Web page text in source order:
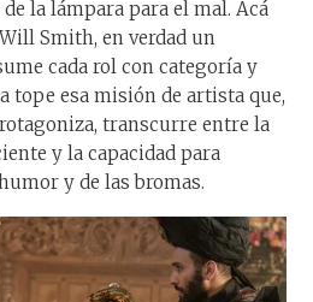
la lámpara para el mal. Acá
Smith, en verdad un
cada rol con categoría y
tope esa misión de artista que,
transcurre entre la
y la capacidad para
y de las bromas.